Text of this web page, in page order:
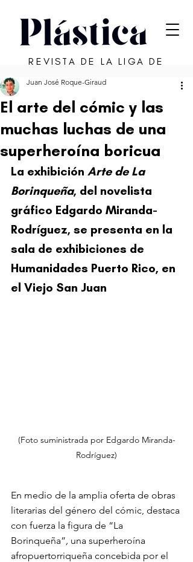
REVISTA DE LA LIGA DE
El arte del cómic y las
muchas luchas de una
superheroína boricua
Juan José Roque-Giraud
La exhibición Arte de La
Borinqueña, del novelista
gráfico Edgardo Miranda-
Rodríguez, se presenta en la
sala de exhibiciones de
Humanidades Puerto Rico, en
el Viejo San Juan
(Foto suministrada por Edgardo Miranda-
Rodríguez)
En medio de la amplia oferta de obras
literarias del género del cómic, destaca
con fuerza la figura de “La
Borinqueña”, una superheroína
afropuertorriqueña concebida por el